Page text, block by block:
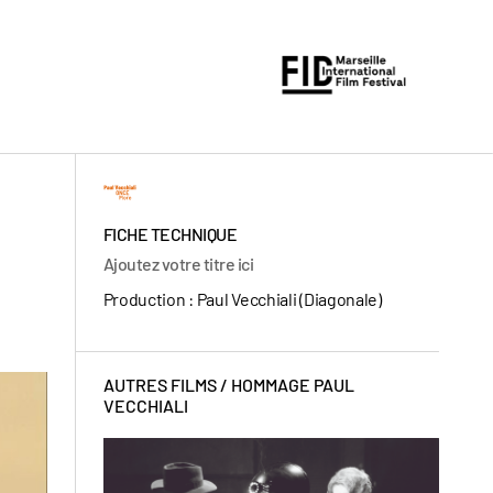
FICHE TECHNIQUE
Ajoutez votre titre ici
Production : Paul Vecchiali (Diagonale)
AUTRES FILMS / HOMMAGE PAUL
VECCHIALI